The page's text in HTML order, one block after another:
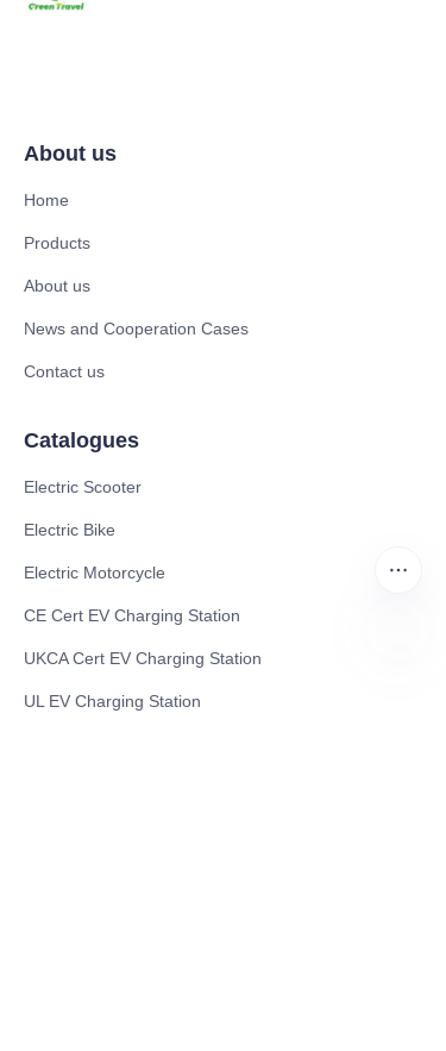
About us
Home
Products
About us
News and Cooperation Cases
Contact us
Catalogues
Electric Scooter
Electric Bike
Electric Motorcycle
CE Cert EV Charging Station
UKCA Cert EV Charging Station
UL EV Charging Station
TR